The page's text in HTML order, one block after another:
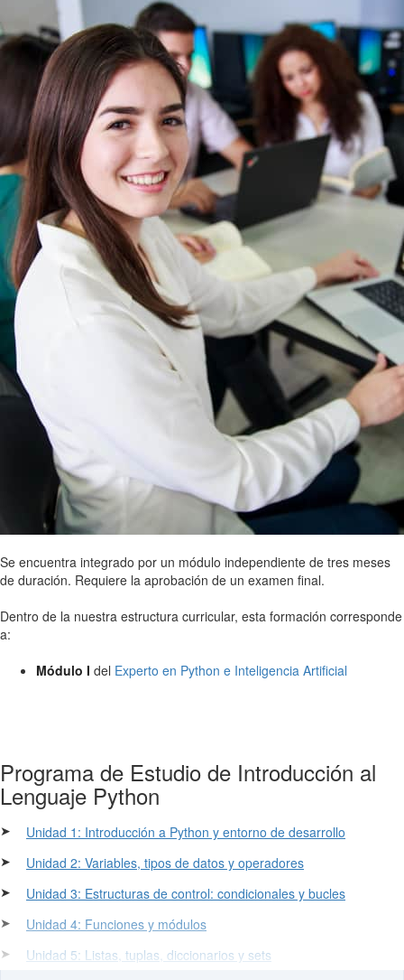
Se encuentra integrado por un módulo independiente de tres meses
de duración. Requiere la aprobación de un examen final.
Dentro de la nuestra estructura curricular, esta formación corresponde
a:
Módulo I del Experto en Python e Inteligencia Artificial
Programa de Estudio de Introducción al
Lenguaje Python
➤
Unidad 1: Introducción a Python y entorno de desarrollo
➤
Unidad 2: Variables, tipos de datos y operadores
➤
Unidad 3: Estructuras de control: condicionales y bucles
➤
Unidad 4: Funciones y módulos
➤
Unidad 5: Listas, tuplas, diccionarios y sets